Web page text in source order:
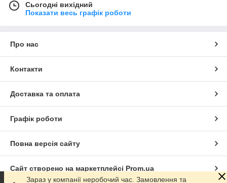
Сьогодні вихідний
Показати весь графік роботи
Про нас
Контакти
Доставка та оплата
Графік роботи
Повна версія сайту
Сайт створено на маркетплейсі Prom.ua
Зараз у компанії неробочий час. Замовлення та